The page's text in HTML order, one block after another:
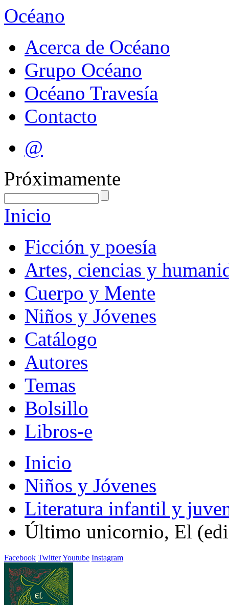
Océano
Acerca de Océano
Grupo Océano
Océano Travesía
Contacto
@
Próximamente
Inicio
Ficción y poesía
Artes, ciencias y
Cuerpo y Mente
Niños y Jóvenes
Catálogo
Autores
Temas
Bolsillo
Libros-e
Inicio
Niños y Jóvenes
Literatura infantil y
Último unicornio, El
Facebook TwitterYoutube Instagram